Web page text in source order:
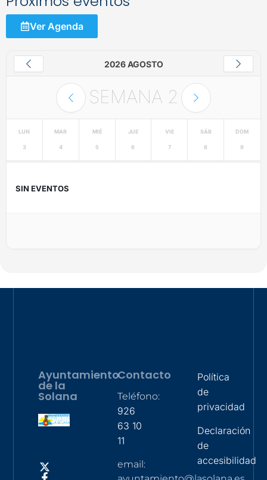
Ver Agenda
2026 AGOSTO
SEMANA 2
LUN
3
MAR
4
MIÉ
5
JUE
6
VIE
7
SÁB
8
DOM
9
SIN EVENTOS
Ayuntamiento
de la
Solana
Contacto
Teléfono:
926
63 10
11
email:
Política
de
privacidad
Declaración
de
accesibilidad